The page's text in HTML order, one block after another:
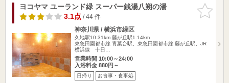
お気に入
りに追加
ヨコヤマ ユーランド緑 スーパー銭湯八朔の湯
3.1点/ 44 件
神奈川県 / 横浜市緑区
久地駅10.31km 藤が丘駅1.14km
東急田園都市線 青葉台駅、東急田園都市線 藤が丘駅、JR
横浜線 十日…
営業時間 10:00～24:00
入浴料金 880円～
日帰り お食事・食事処